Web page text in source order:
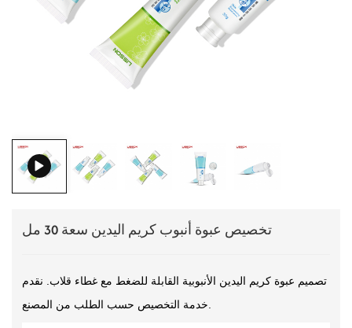
中文
تخصيص عبوة أنبوب كريم اليدين سعة 30 مل
تصميم عبوة كريم اليدين الأنبوبية القابلة للضغط مع غطاء قلاب. نقدم
خدمة التخصيص حسب الطلب من المصنع.